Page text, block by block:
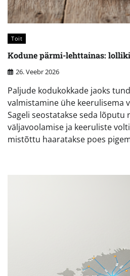
Toit
Kodune pärmi-lehttainas:
26. Veebr 2026
Paljude kodukokkade jaoks
valmistamine ühe keerulisema
Sageli seostatakse seda lõputu
väljavoolamise ja keeruliste
mistõttu haaratakse poes